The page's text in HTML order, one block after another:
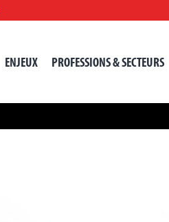
ENJEUX PROFESSIONS & SECTEURS